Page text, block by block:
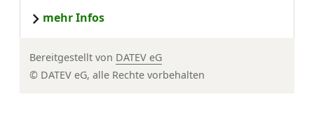
mehr Infos
Bereitgestellt von DATEV eG
© DATEV eG, alle Rechte vorbehalten